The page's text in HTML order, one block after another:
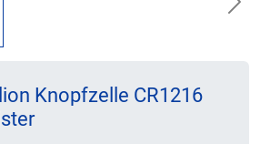
Knopfzelle CR1216